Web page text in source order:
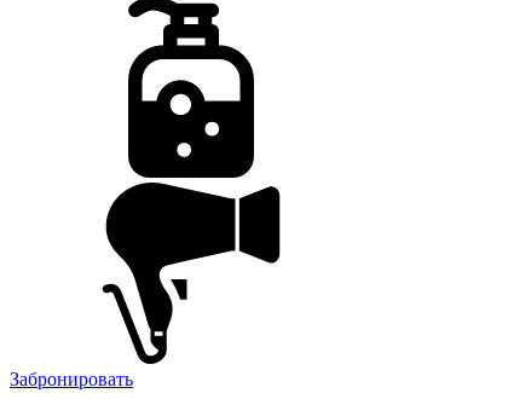
Забронировать